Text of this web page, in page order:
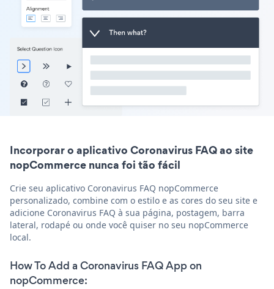
Incorporar o aplicativo Coronavirus FAQ ao site
nopCommerce nunca foi tão fácil
Crie seu aplicativo Coronavirus FAQ nopCommerce
personalizado, combine com o estilo e as cores do seu site e
adicione Coronavirus FAQ à sua página, postagem, barra
lateral, rodapé ou onde você quiser no seu nopCommerce
local.
How To Add a Coronavirus FAQ App on
nopCommerce: